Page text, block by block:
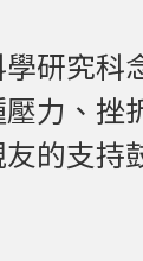
研究
力、
的支